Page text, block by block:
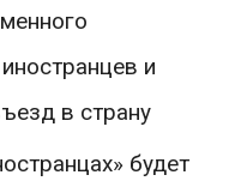
и
в страну
будет